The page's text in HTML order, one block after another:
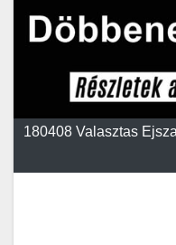
180408 Valasztas